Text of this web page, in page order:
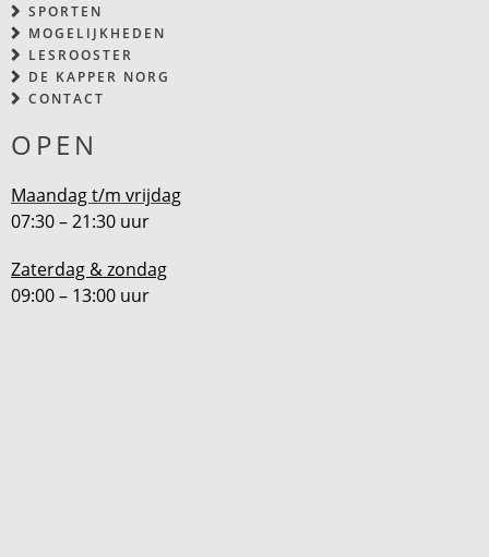
SPORTEN
MOGELIJKHEDEN
LESROOSTER
DE KAPPER NORG
CONTACT
OPEN
Maandag t/m vrijdag
07:30 – 21:30 uur
Zaterdag & zondag
09:00 – 13:00 uur